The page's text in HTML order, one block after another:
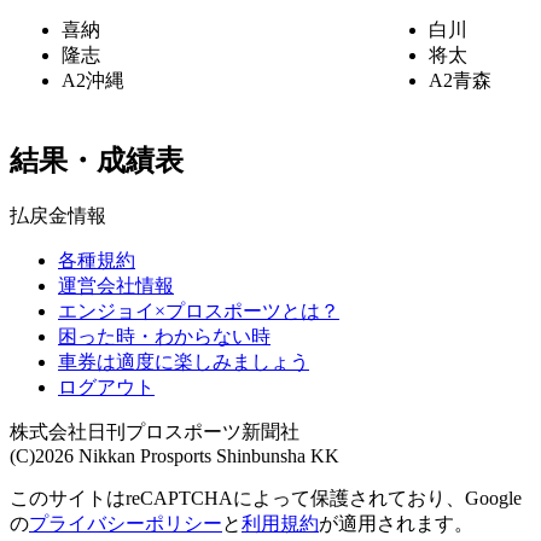
喜納
隆志
A2沖縄
白川
将太
A2青森
結果・成績表
払戻金情報
各種規約
運営会社情報
エンジョイ×プロスポーツとは？
困った時・わからない時
車券は適度に楽しみましょう
ログアウト
株式会社日刊プロスポーツ新聞社
(C)2026 Nikkan Prosports Shinbunsha KK
このサイトはreCAPTCHAによって保護されており、Google
のプライバシーポリシーと利用規約が適用されます。